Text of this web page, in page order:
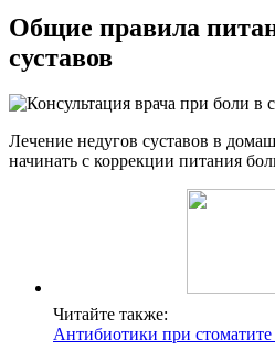
Общие правила
суставов
Лечение недугов суставов в
начинать с коррекции питания
Читайте также:
Антибиотики при стоматите